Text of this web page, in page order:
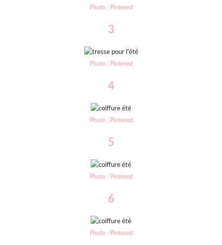
Photo : Pinterest
3
Photo : Pinterest
4
Photo : Pinterest
5
Photo : Pinterest
6
Photo : Pinterest